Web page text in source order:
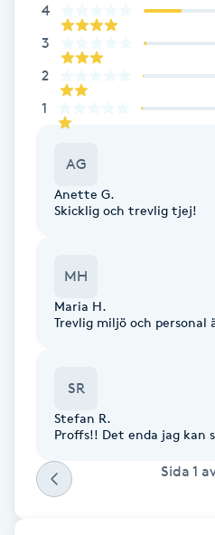
Gravidmassage
Gravidyoga
Gruppträning
Gua Sha-massage
Herrklippning
Hollywood Peel
4
3
2
1
AG
Anette G.
Skicklig och trevlig tjej!
MH
Maria H.
Trevlig miljö och personal
SR
Stefan R.
Proffs!! Det enda jag kan
Sida 1